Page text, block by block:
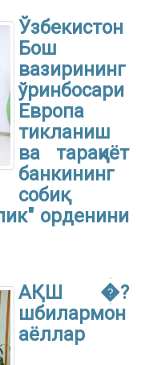
Ўзбекистон
Бош
вазирининг
ўринбосари
Европа
тикланиш
ва тараққиёт
банкининг
собиқ
орденини
АҚШ �?
шбилармон
аёллар